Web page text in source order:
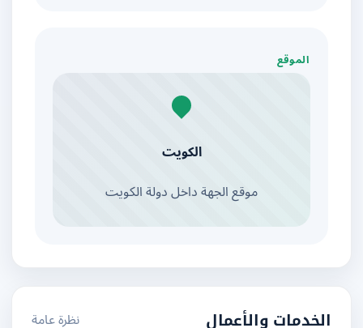
الموقع
الكويت
موقع الجهة داخل دولة الكويت
الخدمات والأعمال نظرة عامة